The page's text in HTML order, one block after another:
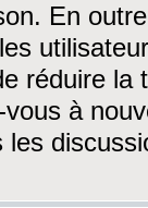
En
réduire la
à
les